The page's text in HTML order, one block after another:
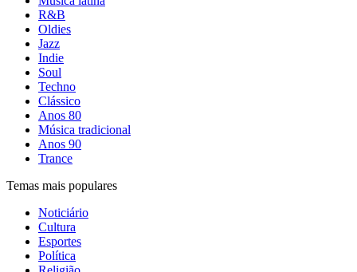
R&B
Oldies
Jazz
Indie
Soul
Techno
Clássico
Anos 80
Música tradicional
Anos 90
Trance
Temas mais populares
Noticiário
Cultura
Esportes
Política